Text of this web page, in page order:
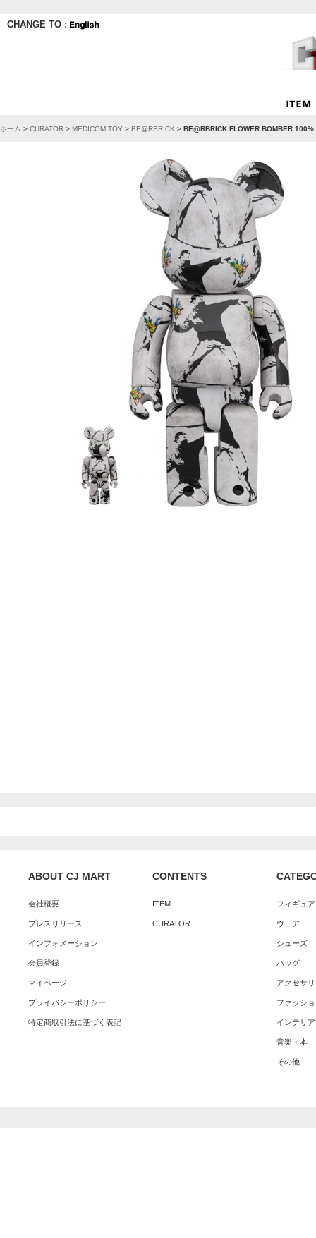
CHANGE TO :
ホーム > CURATOR > MEDICOM TOY > BE@RBRICK > BE@RBRICK FLOWER BOMBER
ABOUT CJ MART
会社概要
プレスリリース
インフォメーション
会員登録
マイページ
プライバシーポリシー
特定商取引法に基づく表記
CONTENTS
ITEM
CURATOR
フィギュ
ウェア
シューズ
バッグ
アクセサ
ファッシ
インテリア
音楽・本
その他